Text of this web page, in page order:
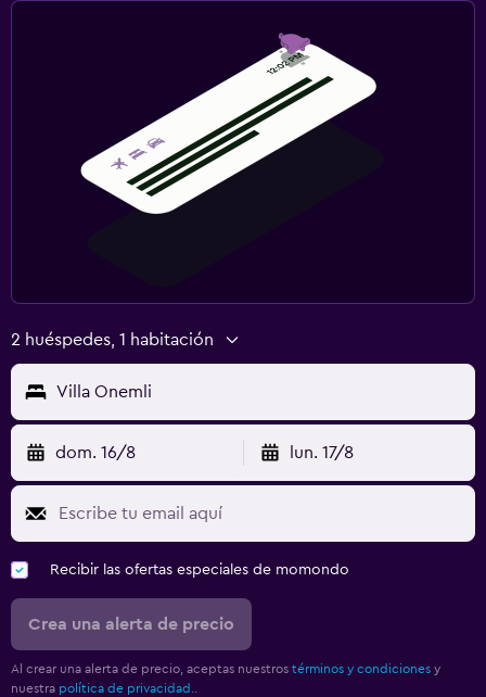
2 huéspedes, 1 habitación
Villa Onemli
dom. 16/8 lun. 17/8
Recibir las ofertas especiales de momondo
Crea una alerta de precio
Al crear una alerta de precio, aceptas nuestros términos y condiciones y
nuestra política de privacidad.